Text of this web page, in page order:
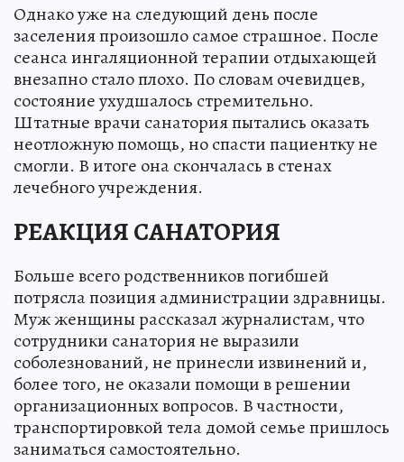
Однако уже на следующий день после
заселения произошло самое страшное. После
сеанса ингаляционной терапии отдыхающей
внезапно стало плохо. По словам очевидцев,
состояние ухудшалось стремительно.
Штатные врачи санатория пытались оказать
неотложную помощь, но спасти пациентку не
смогли. В итоге она скончалась в стенах
лечебного учреждения.
РЕАКЦИЯ САНАТОРИЯ
Больше всего родственников погибшей
потрясла позиция администрации здравницы.
Муж женщины рассказал журналистам, что
сотрудники санатория не выразили
соболезнований, не принесли извинений и,
более того, не оказали помощи в решении
организационных вопросов. В частности,
транспортировкой тела домой семье пришлось
заниматься самостоятельно.